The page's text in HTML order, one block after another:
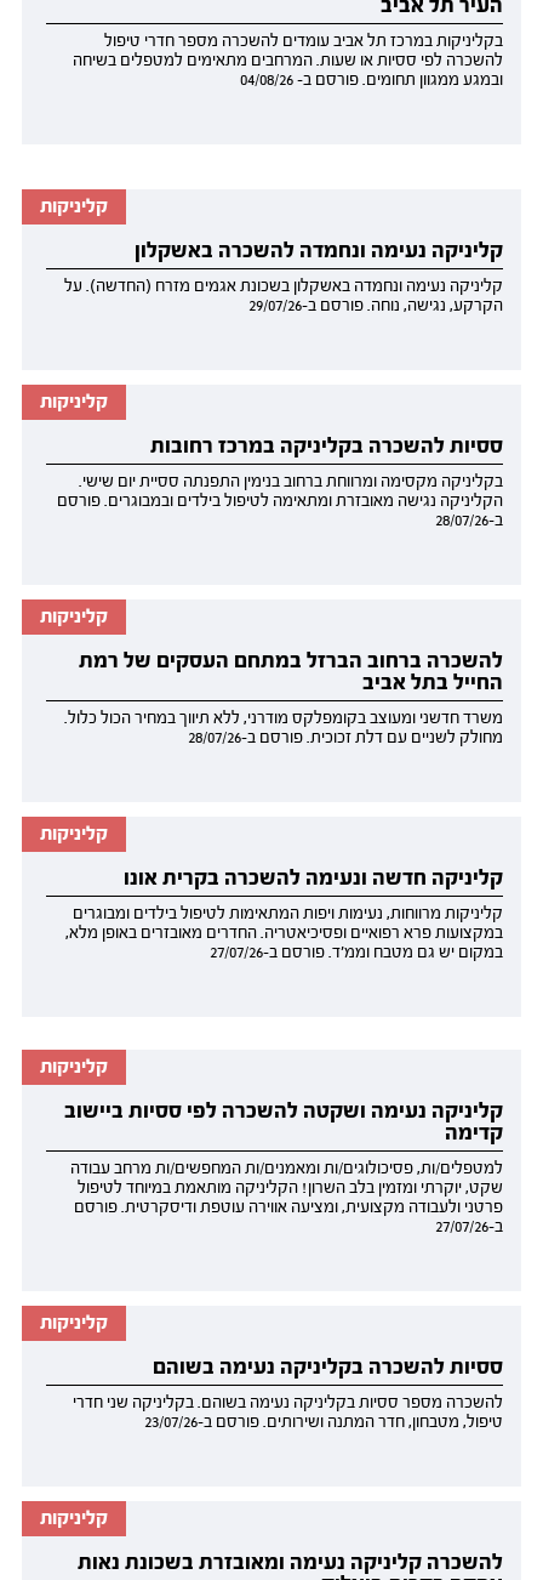
העיר תל אביב
בקליניקות במרכז תל אביב עומדים להשכרה מספר חדרי טיפול
להשכרה לפי ססיות או שעות. המרחבים מתאימים למטפלים בשיחה
ובמגע ממגוון תחומים. פורסם ב- 04/08/26
קליניקות
קליניקה נעימה ונחמדה להשכרה באשקלון
קליניקה נעימה ונחמדה באשקלון בשכונת אגמים מזרח (החדשה). על
הקרקע, נגישה, נוחה. פורסם ב-29/07/26
קליניקות
ססיות להשכרה בקליניקה במרכז רחובות
בקליניקה מקסימה ומרווחת ברחוב בנימין התפנתה ססיית יום שישי.
הקליניקה נגישה מאובזרת ומתאימה לטיפול בילדים ובמבוגרים. פורסם
ב-28/07/26
קליניקות
להשכרה ברחוב הברזל במתחם העסקים של רמת
החייל בתל אביב
משרד חדשני ומעוצב בקומפלקס מודרני, ללא תיווך במחיר הכול כלול.
מחולק לשניים עם דלת זכוכית. פורסם ב-28/07/26
קליניקות
קליניקה חדשה ונעימה להשכרה בקרית אונו
קליניקות מרווחות, נעימות ויפות המתאימות לטיפול בילדים ומבוגרים
במקצועות פרא רפואיים ופסיכיאטריה. החדרים מאובזרים באופן מלא,
במקום יש גם מטבח וממ'ד. פורסם ב-27/07/26
קליניקות
קליניקה נעימה ושקטה להשכרה לפי ססיות ביישוב
קדימה
למטפלים/ות, פסיכולוגים/ות ומאמנים/ות המחפשים/ות מרחב עבודה
שקט, יוקרתי ומזמין בלב השרון! הקליניקה מותאמת במיוחד לטיפול
פרטני ולעבודה מקצועית, ומציעה אווירה עוטפת ודיסקרטית. פורסם
ב-27/07/26
קליניקות
ססיות להשכרה בקליניקה נעימה בשוהם
להשכרה מספר ססיות בקליניקה נעימה בשוהם. בקליניקה שני חדרי
טיפול, מטבחון, חדר המתנה ושירותים. פורסם ב-23/07/26
קליניקות
להשכרה קליניקה נעימה ומאובזרת בשכונת נאות